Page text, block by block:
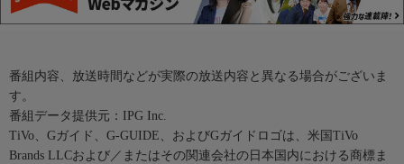
番組内容、放送時間などが実際の放送内容と異なる場合がございま
す。
番組データ提供元：IPG Inc.
TiVo、Gガイド、G-GUIDE、およびGガイドロゴは、米国TiVo
Brands LLCおよび／またはその関連会社の日本国内における商標ま